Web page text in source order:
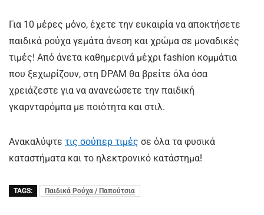
Για 10 μέρες μόνο, έχετε την ευκαιρία να αποκτήσετε
παιδικά ρούχα γεμάτα άνεση και χρώμα σε μοναδικές
τιμές! Από άνετα καθημερινά μέχρι fashion κομμάτια
που ξεχωρίζουν, στη DPAM θα βρείτε όλα όσα
χρειάζεστε για να ανανεώσετε την παιδική
γκαρνταρόμπα με ποιότητα και στιλ.
Aνακαλύψτε τις σούπερ τιμές σε όλα τα φυσικά
καταστήματα και το ηλεκτρονικό κατάστημα!
TAGS: Παιδικά Ρούχα / Παπούτσια